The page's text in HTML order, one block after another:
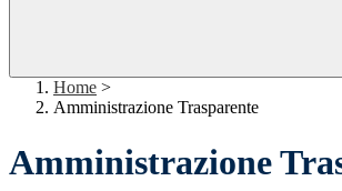
Home >
Amministrazione Trasparente
Amministrazione